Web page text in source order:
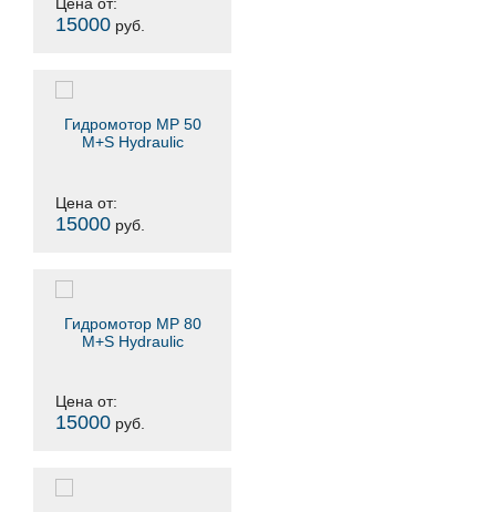
Цена от:
15000 руб.
Гидромотор MP 50
M+S Hydraulic
Цена от:
15000 руб.
Гидромотор MP 80
M+S Hydraulic
Цена от:
15000 руб.